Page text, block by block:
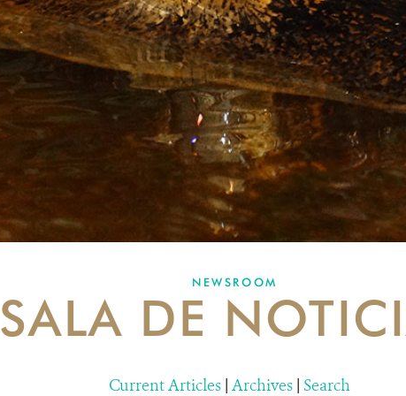
NEWSROOM
SALA DE
Current Articles | Archives | Search